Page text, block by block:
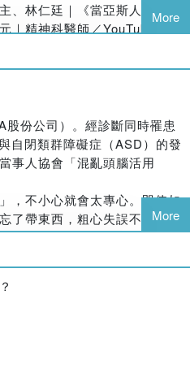
、林仁廷｜《當亞斯人來到地
｜精神科醫師／YouTuber 一
特質！擴展長處，補足短處！
不必追求完美，擁有不擅長的
，但這些「職場技巧」卻效
人在職場上會面臨各種困難：
。
善，但對於發展障礙者來說，
業書籍所提的方法，並不適用
障礙者的作者，整理出一套簡
、切實可行的生活技巧
More
份公司）。經診斷同時罹患
自閉類群障礙症（ASD）的發
事人協會「混亂頭腦活用
，不小心就會太專心。即使如
了帶東西，粗心失誤不斷。也
過痛苦的童年時光。
特質作祟，屢次在兼差時遭到
工作」而自暴自棄，放棄求職
成為旁白事務所的一員。能在
極致的單工作業，意外成了適
開除的強烈意念，儘管身懷發
誤的生活妙招，努力工作。爾
More